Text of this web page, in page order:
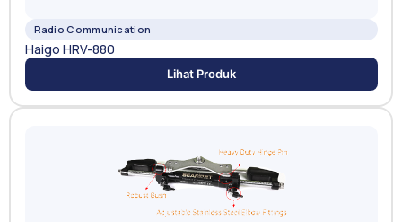
Radio Communication
Haigo HRV-880
Lihat Produk